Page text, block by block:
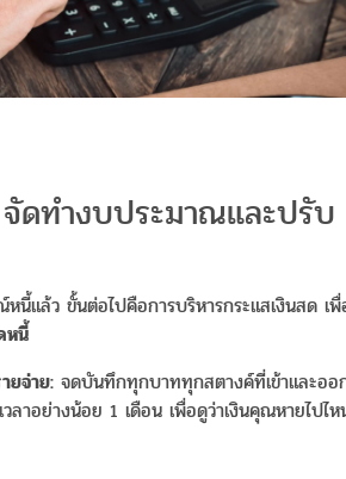
ดทำงบประมาณและปรับ
หนี้แล้ว ขั้นต่อไปคือการบริหารกระแสเงินสด เ
หนี้
ยจ่าย: จดบันทึกทุกบาททุกสตางค์ที่เข้าและออ
วลาอย่างน้อย 1 เดือน เพื่อดูว่าเงินคุณหายไปไ